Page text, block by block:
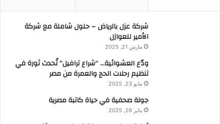
شركة عزل بالرياض – حلول شاملة مع شركة
الأمير للعوازل
مارس 21, 2025
ودّع العشوائية… “شراع ترافيل” تُحدث ثورة في
تنظيم رحلات الحج والعمرة من مصر
مايو 23, 2025
جولة صحفية في حياة كاتبة مصرية
يناير 26, 2025